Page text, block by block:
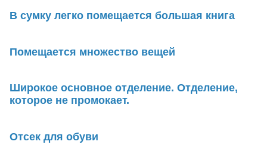
В сумку легко помещается большая книга
Помещается множество вещей
Широкое основное отделение. Отделение,
которое не промокает.
Отсек для обуви